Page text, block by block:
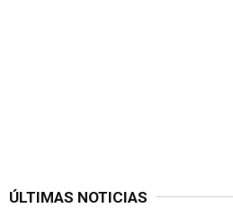
ÚLTIMAS NOTICIAS